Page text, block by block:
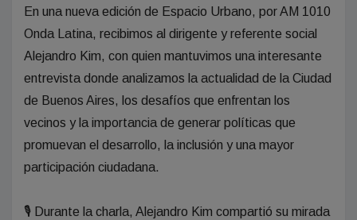
En una nueva edición de Espacio Urbano, por AM 1010
Onda Latina, recibimos al dirigente y referente social
Alejandro Kim, con quien mantuvimos una interesante
entrevista donde analizamos la actualidad de la Ciudad
de Buenos Aires, los desafíos que enfrentan los
vecinos y la importancia de generar políticas que
promuevan el desarrollo, la inclusión y una mayor
participación ciudadana.
🎙️ Durante la charla, Alejandro Kim compartió su mirada